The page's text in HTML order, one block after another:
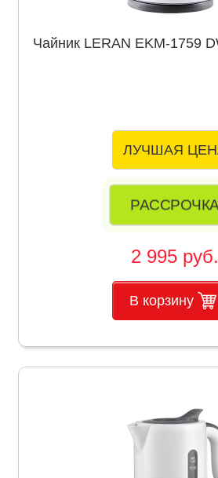
Чайник LERAN EKM-1759
ЛУЧШАЯ
РАССРОЧКА
2 995 руб.
В корзину